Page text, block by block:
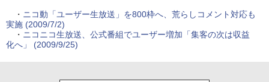
・ ニコ動「ユーザー生放送」を800枠へ、荒らしコメント対応も
実施 (2009/7/2)
・ ニコニコ生放送、公式番組でユーザー増加「集客の次は収益
化へ」 (2009/9/25)